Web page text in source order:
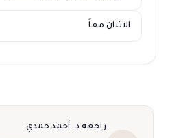
الاثنان معاً
راجعه د. أحمد حمدي